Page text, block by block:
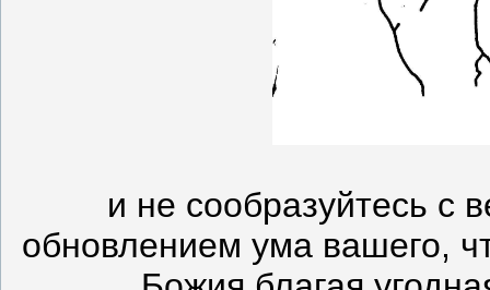
и не сообразуйтесь с
обновлением ума вашего,